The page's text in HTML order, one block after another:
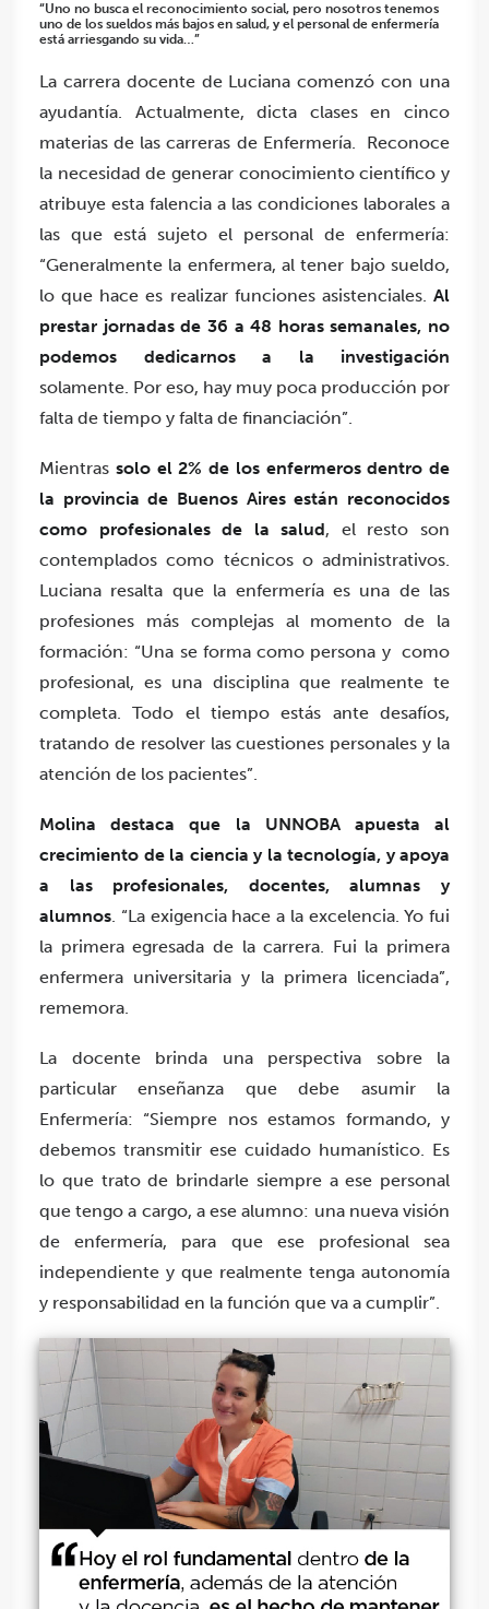
“Uno no busca el reconocimiento social, pero nosotros tenemos
uno de los sueldos más bajos en salud, y el personal de enfermería
está arriesgando su vida…”
La carrera docente de Luciana comenzó con una
ayudantía. Actualmente, dicta clases en cinco
materias de las carreras de Enfermería. Reconoce
la necesidad de generar conocimiento científico y
atribuye esta falencia a las condiciones laborales a
las que está sujeto el personal de enfermería:
“Generalmente la enfermera, al tener bajo sueldo,
lo que hace es realizar funciones asistenciales. Al
prestar jornadas de 36 a 48 horas semanales, no
podemos dedicarnos a la investigación
solamente. Por eso, hay muy poca producción por
falta de tiempo y falta de financiación”.
Mientras solo el 2% de los enfermeros dentro de
la provincia de Buenos Aires están reconocidos
como profesionales de la salud, el resto son
contemplados como técnicos o administrativos.
Luciana resalta que la enfermería es una de las
profesiones más complejas al momento de la
formación: “Una se forma como persona y como
profesional, es una disciplina que realmente te
completa. Todo el tiempo estás ante desafíos,
tratando de resolver las cuestiones personales y la
atención de los pacientes”.
Molina destaca que la UNNOBA apuesta al
crecimiento de la ciencia y la tecnología, y apoya
a las profesionales, docentes, alumnas y
alumnos. “La exigencia hace a la excelencia. Yo fui
la primera egresada de la carrera. Fui la primera
enfermera universitaria y la primera licenciada”,
rememora.
La docente brinda una perspectiva sobre la
particular enseñanza que debe asumir la
Enfermería: “Siempre nos estamos formando, y
debemos transmitir ese cuidado humanístico. Es
lo que trato de brindarle siempre a ese personal
que tengo a cargo, a ese alumno: una nueva visión
de enfermería, para que ese profesional sea
independiente y que realmente tenga autonomía
y responsabilidad en la función que va a cumplir”.